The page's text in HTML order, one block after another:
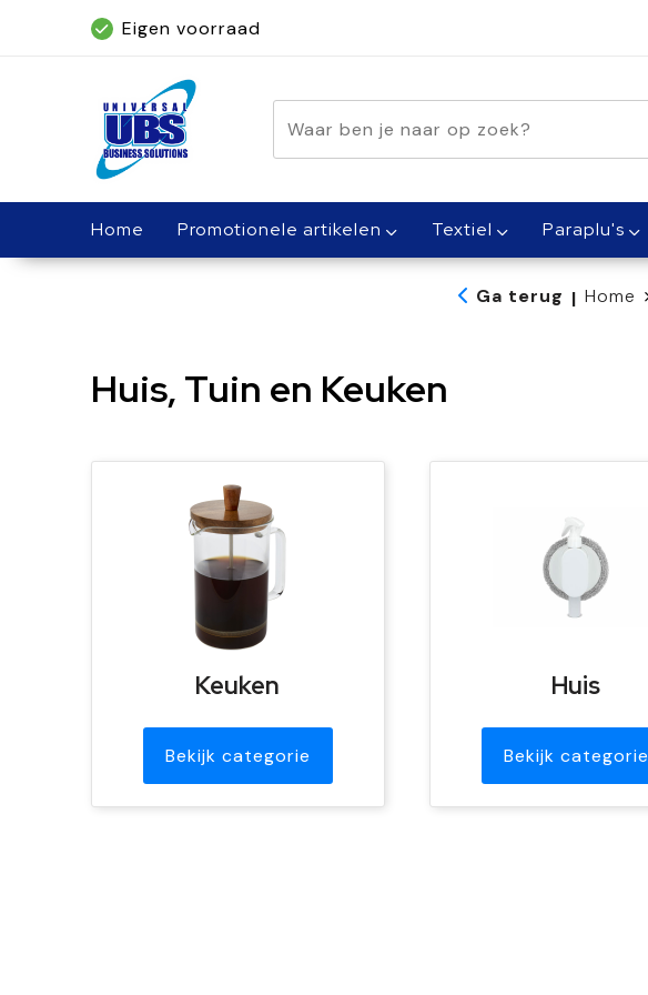
Eigen voorraad
Geleverd binnen 5 dagen, met spoed binnen 1 dag
Home Promotionele artikelen Textiel Paraplu's
Ga terug | Home
Huis, Tuin en Keuken
Keuken
Bekijk categorie
Huis
Bekijk categorie